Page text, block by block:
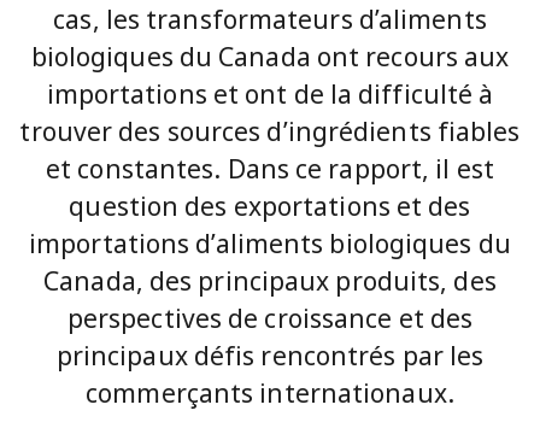
cas, les transformateurs d’aliments
biologiques du Canada ont recours aux
importations et ont de la difficulté à
trouver des sources d’ingrédients fiables
et constantes. Dans ce rapport, il est
question des exportations et des
importations d’aliments biologiques du
Canada, des principaux produits, des
perspectives de croissance et des
principaux défis rencontrés par les
commerçants internationaux.